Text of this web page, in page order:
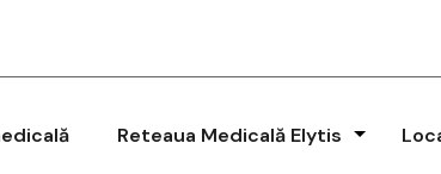
Reteaua Medicală Elytis